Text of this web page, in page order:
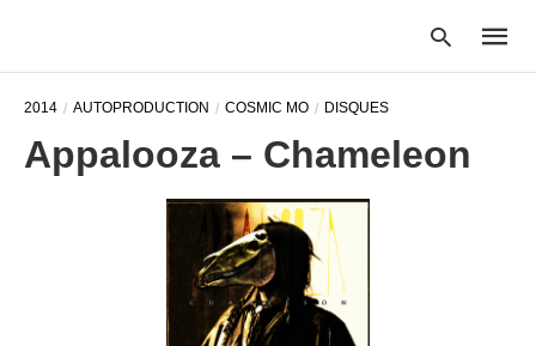
2014 AUTOPRODUCTION COSMIC MO DISQUES
Appalooza – Chameleon